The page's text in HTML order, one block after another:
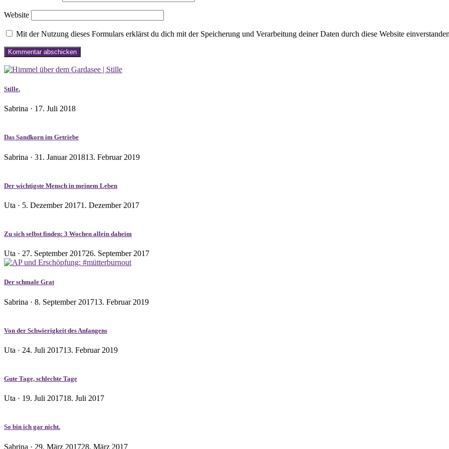
Website
Mit der Nutzung dieses Formulars erklärst du dich mit der Speicherung und Verarbeitung deiner Daten durch diese Website
Stille.
Sabrina · Veröffentlicht
17. Juli 2018
Das Sandkorn im Getriebe
Sabrina · Veröffentlicht
31. Januar 201813. Februar 2019
Der wichtigste Mensch in meinem Leben
Uta · Veröffentlicht
5. Dezember 20171. Dezember 2017
Zu sich selbst finden: 3 Wochen allein daheim
Uta · Veröffentlicht
am
27. September 201726. September 2017
Der schmale Grat
Sabrina · Veröffentlicht
8. September 201713. Februar 2019
Von der Schwierigkeit des Anfangens
Uta · Veröffentlicht
24. Juli 201713. Februar 2019
Gute Tage, schlechte Tage
Uta · Veröffentlicht
19. Juli 201718. Juli 2017
So bin ich gar nicht.
Sabrina · Veröffentlicht
29. März 201728. März 2017